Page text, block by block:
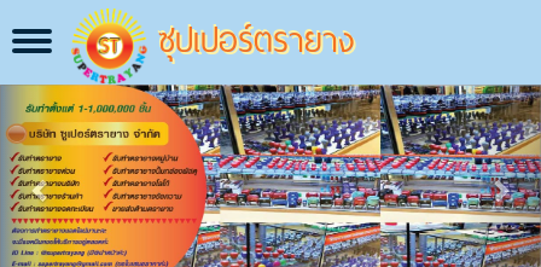
Toggle
navigation
ซุปเปอร์ตรายาง
Previous Next